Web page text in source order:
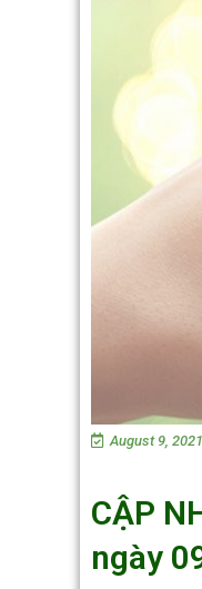
August 9, 2021
CẬP
ngày